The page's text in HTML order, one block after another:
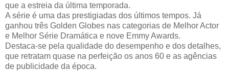
que a estreia da última temporada.
A série é uma das prestigiadas dos últimos tempos. Já
ganhou três Golden Globes nas categorias de Melhor Actor
e Melhor Série Dramática e nove Emmy Awards.
Destaca-se pela qualidade do desempenho e dos detalhes,
que retratam quase na perfeição os anos 60 e as agências
de publicidade da época.